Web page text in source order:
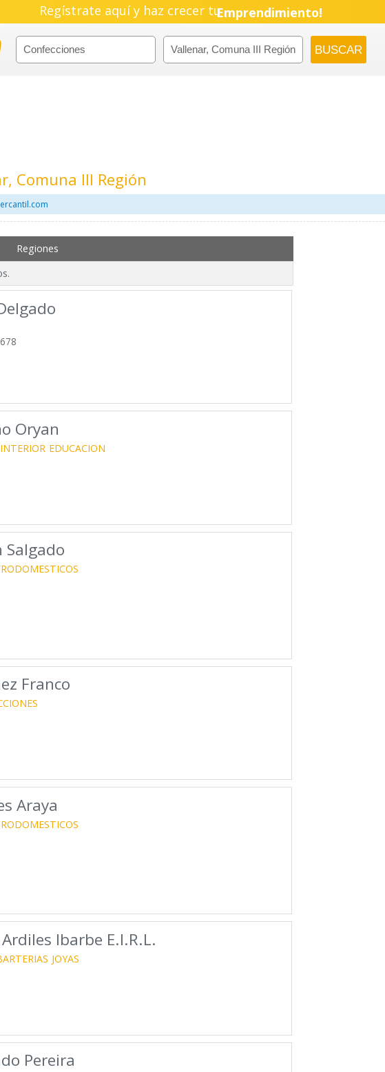
Regístrate aquí y haz crecer tuPyme!
Emprendimiento!
Comuna III Región
Regiones
Oryan
EDUCACION
Salgado
Franco
Araya
Ibarbe E.I.R.L.
JOYAS
Pereira